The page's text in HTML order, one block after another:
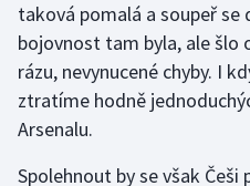
Stolní tenis
Triatlon
taková pomalá a soupeř
bojovnost tam byla, ale šlo
rázu, nevynucené chyby. I
ztratíme hodně
Arsenalu.
Spolehnout by se však